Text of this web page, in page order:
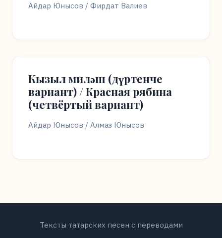
Айдар Юнысов / Фирдат Валиев
Кызыл миләш (дүртенче
вариант) / Красная рябина
(четвёртый вариант)
Айдар Юнысов / Алмаз Юнысов
Тексты татарских песен с переводами